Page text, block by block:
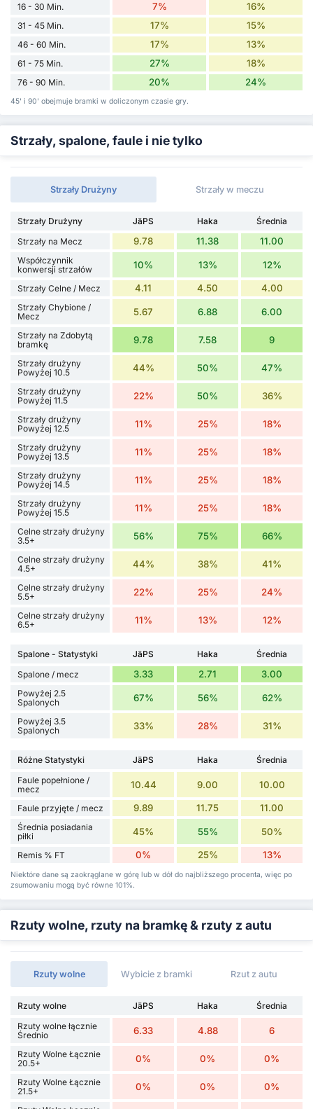
16 - 30 Min. 7% 16%
31 - 45 Min. 17% 15%
46 - 60 Min. 17% 13%
61 - 75 Min. 27% 18%
76 - 90 Min. 20% 24%
45' i 90' obejmuje bramki w doliczonym czasie gry.
Strzały, spalone, faule i nie tylko
Strzały Drużyny Strzały w meczu
Strzały Drużyny JäPS Haka
Średnia
Strzały na Mecz
9.78 11.38 11.00
Współczynnik
konwersji strzałów
10% 13% 12%
Strzały Celne / Mecz 4.11 4.50 4.00
Strzały Chybione /
Mecz
5.67 6.88 6.00
Strzały na Zdobytą
bramkę
9.78 7.58 9
Strzały drużyny
Powyżej 10.5
44% 50% 47%
Strzały drużyny
Powyżej 11.5
22% 50% 36%
Strzały drużyny
Powyżej 12.5
11% 25% 18%
Strzały drużyny
Powyżej 13.5
11% 25% 18%
Strzały drużyny
Powyżej 14.5
11% 25% 18%
Strzały drużyny
Powyżej 15.5
11% 25% 18%
Celne strzały drużyny
3.5+
56% 75% 66%
Celne strzały drużyny
4.5+
44% 38% 41%
Celne strzały drużyny
5.5+
22% 25% 24%
Celne strzały drużyny
6.5+
11% 13% 12%
Spalone - Statystyki JäPS Haka
Średnia
Spalone / mecz
3.33 2.71 3.00
Powyżej 2.5
Spalonych
67% 56% 62%
Powyżej 3.5
Spalonych
33% 28% 31%
Różne Statystyki JäPS Haka
Średnia
Faule popełnione /
mecz
10.44 9.00 10.00
Faule przyjęte / mecz 9.89 11.75 11.00
Średnia posiadania
piłki
45% 55% 50%
Remis % FT 0% 25% 13%
Niektóre dane są zaokrąglane w górę lub w dół do najbliższego procenta, więc po
zsumowaniu mogą być równe 101%.
Rzuty wolne, rzuty na bramkę & rzuty z autu
Rzuty wolne Wybicie z bramki Rzut z autu
Rzuty wolne JäPS Haka
Średnia
Rzuty wolne łącznie
Średnio
6.33 4.88 6
Rzuty Wolne Łącznie
20.5+
0% 0% 0%
Rzuty Wolne Łącznie
21.5+
0% 0% 0%